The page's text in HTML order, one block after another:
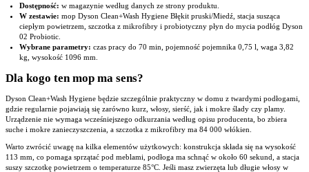
Dostępność: w magazynie według danych ze strony produktu.
W zestawie: mop Dyson Clean+Wash Hygiene Błękit pruski/Miedź, stacja susząca
ciepłym powietrzem, szczotka z mikrofibry i probiotyczny płyn do mycia podłóg Dyson
02 Probiotic.
Wybrane parametry: czas pracy do 70 min, pojemność pojemnika 0,75 l, waga 3,82
kg, wysokość 1096 mm.
Dla kogo ten mop ma sens?
Dyson Clean+Wash Hygiene będzie szczególnie praktyczny w domu z twardymi podłogami,
gdzie regularnie pojawiają się zarówno kurz, włosy, sierść, jak i mokre ślady czy plamy.
Urządzenie nie wymaga wcześniejszego odkurzania według opisu producenta, bo zbiera
suche i mokre zanieczyszczenia, a szczotka z mikrofibry ma 84 000 włókien.
Warto zwrócić uwagę na kilka elementów użytkowych: konstrukcja składa się na wysokość
113 mm, co pomaga sprzątać pod meblami, podłoga ma schnąć w około 60 sekund, a stacja
suszy szczotkę powietrzem o temperaturze 85°C. Jeśli masz zwierzęta lub długie włosy w